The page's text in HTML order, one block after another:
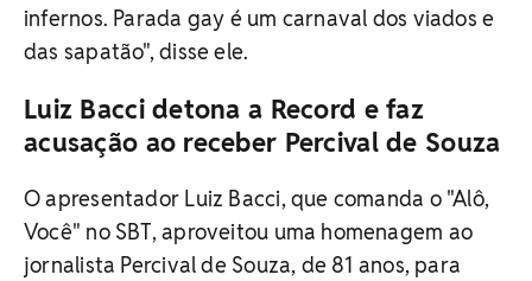
infernos. Parada gay é um carnaval dos viados e
das sapatão", disse ele.
Luiz Bacci detona a Record e faz
acusação ao receber Percival de Souza
O apresentador Luiz Bacci, que comanda o "Alô,
Você" no SBT, aproveitou uma homenagem ao
jornalista Percival de Souza, de 81 anos, para